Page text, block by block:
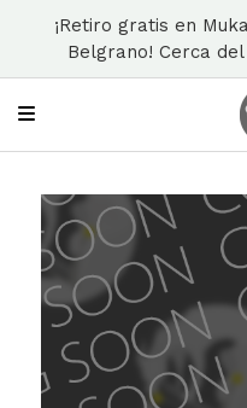
¡Retiro gratis en
Belgrano! Cerca